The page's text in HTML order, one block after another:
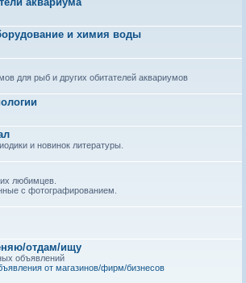
и химия воды
для рыб и других обитателей аквариумов
и новинок литературы.
любимцев.
с фотографированием.
отдам/ищу
объявлений
от магазинов/фирм/бизнесов